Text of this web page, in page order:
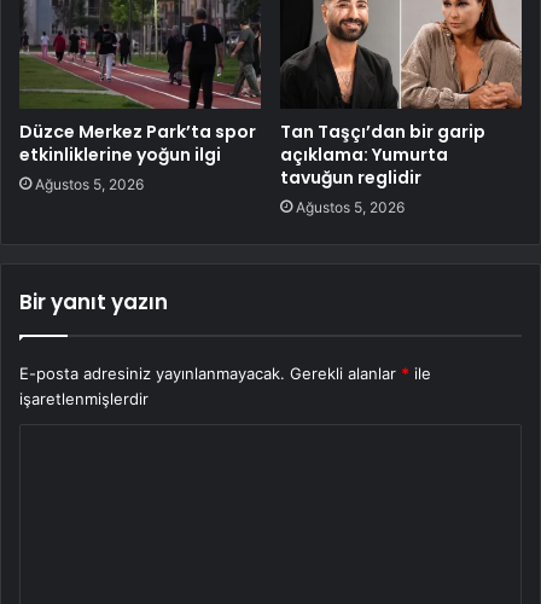
Düzce Merkez Park’ta spor
etkinliklerine yoğun ilgi
Ağustos 5, 2026
Tan Taşçı’dan bir garip
açıklama: Yumurta
tavuğun reglidir
Ağustos 5, 2026
Bir yanıt yazın
E-posta adresiniz yayınlanmayacak. Gerekli alanlar * ile
işaretlenmişlerdir